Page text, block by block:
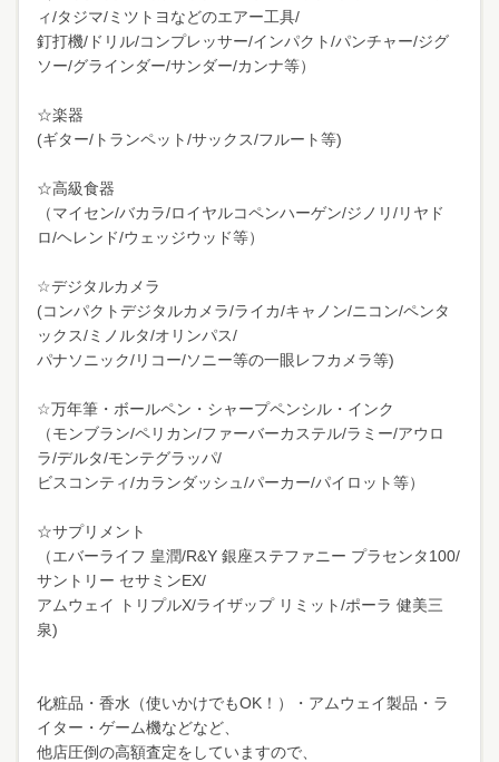
ィ/タジマ/ミツトヨなどのエアー工具/
釘打機/ドリル/コンプレッサー/インパクト/パンチャー/ジグ
ソー/グラインダー/サンダー/カンナ等）
☆楽器
(ギター/トランペット/サックス/フルート等)
☆高級食器
（マイセン/バカラ/ロイヤルコペンハーゲン/ジノリ/リヤド
ロ/ヘレンド/ウェッジウッド等）
☆デジタルカメラ
(コンパクトデジタルカメラ/ライカ/キャノン/ニコン/ペンタ
ックス/ミノルタ/オリンパス/
パナソニック/リコー/ソニー等の一眼レフカメラ等)
☆万年筆・ボールペン・シャープペンシル・インク
（モンブラン/ペリカン/ファーバーカステル/ラミー/アウロ
ラ/デルタ/モンテグラッパ/
ビスコンティ/カランダッシュ/パーカー/パイロット等）
☆サプリメント
（エバーライフ 皇潤/R&Y 銀座ステファニー プラセンタ100/
サントリー セサミンEX/
アムウェイ トリプルX/ライザップ リミット/ポーラ 健美三
泉)
化粧品・香水（使いかけでもOK！）・アムウェイ製品・ラ
イター・ゲーム機などなど、
他店圧倒の高額査定をしていますので、